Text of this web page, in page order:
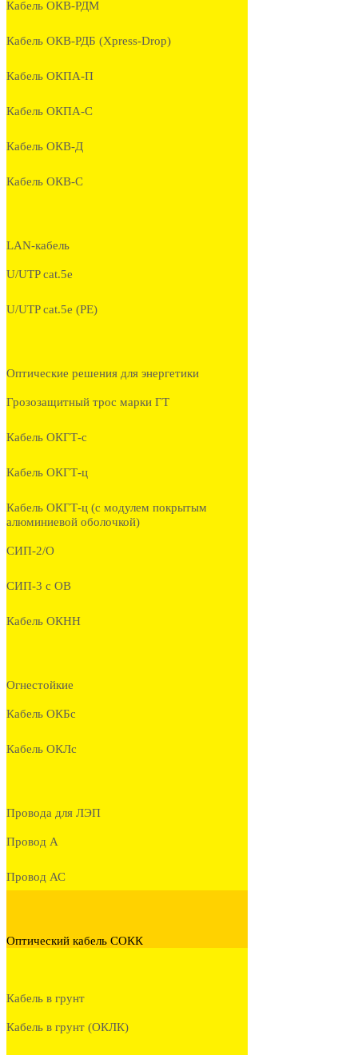
Кабель ОКВ-РДМ
Кабель ОКВ-РДБ (Xpress-Drop)
Кабель ОКПА-П
Кабель ОКПА-С
Кабель ОКВ-Д
Кабель ОКВ-С
LAN-кабель
U/UTP cat.5e
U/UTP cat.5e (PE)
Оптические решения для энергетики
Грозозащитный трос марки ГТ
Кабель ОКГТ-с
Кабель ОКГТ-ц
Кабель ОКГТ-ц (с модулем покрытым
алюминиевой оболочкой)
СИП-2/О
СИП-3 с ОВ
Кабель ОКНН
Огнестойкие
Кабель ОКБc
Кабель ОКЛc
Провода для ЛЭП
Провод А
Провод АС
Оптический кабель СОКК
Кабель в грунт
Кабель в грунт (ОКЛК)